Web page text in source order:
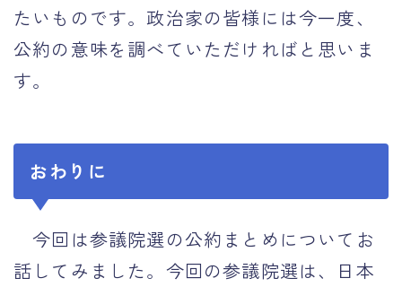
たいものです。政治家の皆様には今一度、
公約の意味を調べていただければと思いま
す。
おわりに
今回は参議院選の公約まとめについてお
話してみました。今回の参議院選は、日本